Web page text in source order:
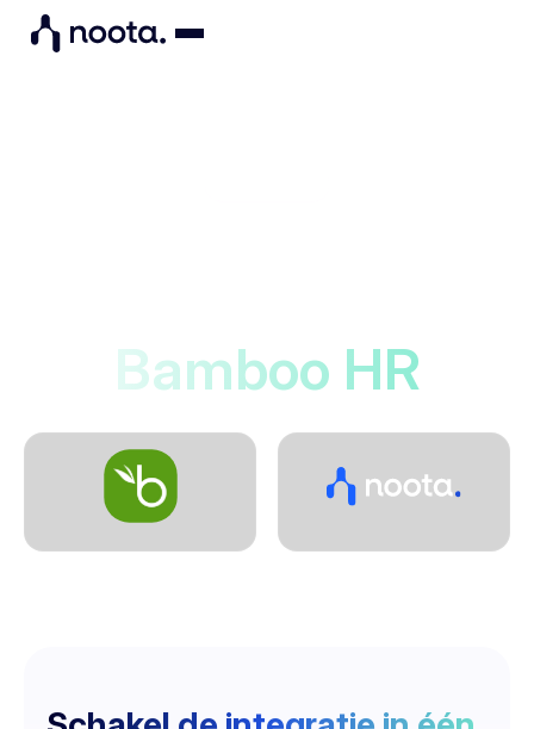
Bamboo HR